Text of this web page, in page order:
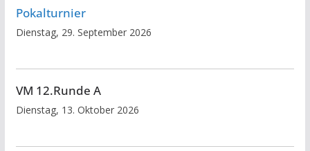
Pokalturnier
Dienstag, 29. September 2026
VM 12.Runde A
Dienstag, 13. Oktober 2026